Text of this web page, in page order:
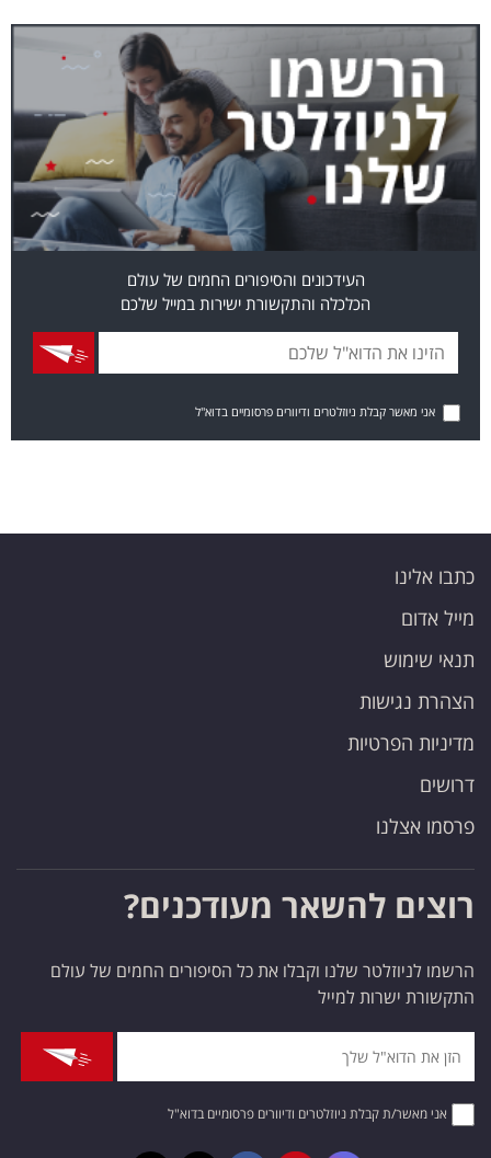
העידכונים והסיפורים החמים של עולם
הכלכלה והתקשורת ישירות במייל שלכם
אני מאשר קבלת ניוזלטרים ודיוורים פרסומיים בדוא"ל
כתבו אלינו
מייל אדום
תנאי שימוש
הצהרת נגישות
מדיניות הפרטיות
דרושים
פרסמו אצלנו
רוצים להשאר מעודכנים?
הרשמו לניוזלטר שלנו וקבלו את כל הסיפורים החמים של עולם
התקשורת ישרות למייל
אני מאשר/ת קבלת ניוזלטרים ודיוורים פרסומיים בדוא"ל